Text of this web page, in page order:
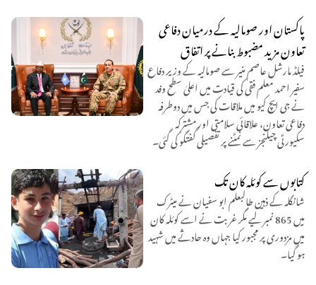
پاکستان اور صومالیہ کے درمیان دفاعی
تعاون مزید مضبوط بنانے پر اتفاق
فیلڈ مارشل عاصم منیر سے صومالیہ کے وزیر دفاع
سفیر احمد معلم فقی کی قیادت میں اعلیٰ سطح وفد
نے جی ایچ کیو میں ملاقات کی جس میں دوطرفہ
دفاعی تعاون، علاقائی سلامتی اور مشترکہ
سکیورٹی چیلنجز سے نمٹنے پر تفصیلی گفتگو کی گئی۔
کتابوں سے کوئلہ کان تک
شانگلہ کے ذہین طالبعلم ابو سفیان نے میٹرک
میں 865 نمبر لیے مگر غربت نے اسے کوئلہ کان
میں مزدوری پر مجبور کیا جہاں وہ حادثے میں شہید
ہو گیا۔